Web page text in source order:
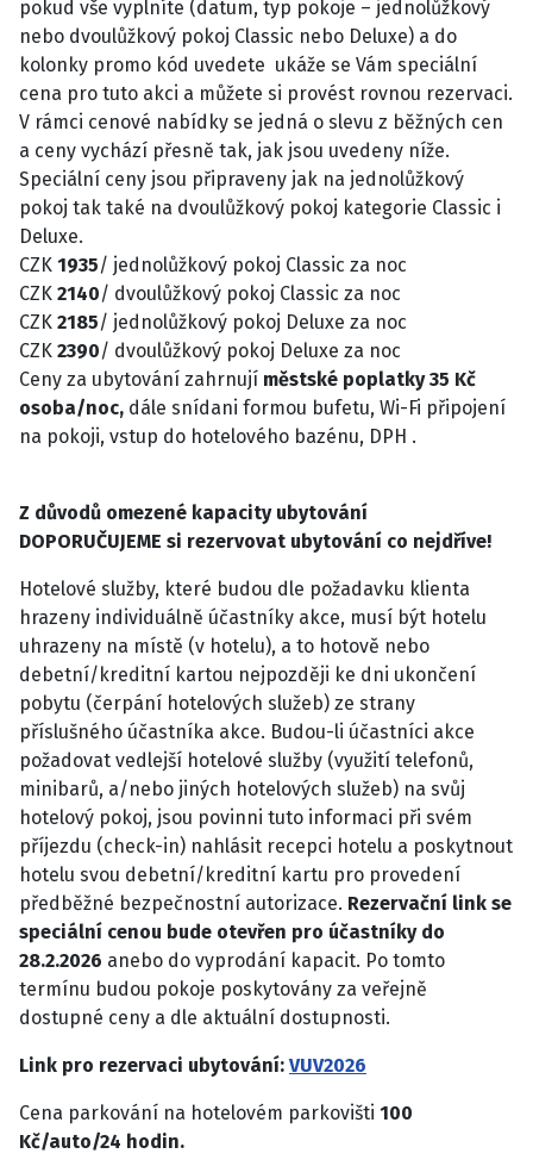
pokud vše vyplníte (datum, typ pokoje – jednolůžkový
nebo dvoulůžkový pokoj Classic nebo Deluxe) a do
kolonky promo kód uvedete ukáže se Vám speciální
cena pro tuto akci a můžete si provést rovnou rezervaci.
V rámci cenové nabídky se jedná o slevu z běžných cen
a ceny vychází přesně tak, jak jsou uvedeny níže.
Speciální ceny jsou připraveny jak na jednolůžkový
pokoj tak také na dvoulůžkový pokoj kategorie Classic i
Deluxe.
CZK 1935/ jednolůžkový pokoj Classic za noc
CZK 2140/ dvoulůžkový pokoj Classic za noc
CZK 2185/ jednolůžkový pokoj Deluxe za noc
CZK 2390/ dvoulůžkový pokoj Deluxe za noc
Ceny za ubytování zahrnují městské poplatky 35 Kč
osoba/noc, dále snídani formou bufetu, Wi-Fi připojení
na pokoji, vstup do hotelového bazénu, DPH .
Z důvodů omezené kapacity ubytování
DOPORUČUJEME si rezervovat ubytování co nejdříve!
Hotelové služby, které budou dle požadavku klienta
hrazeny individuálně účastníky akce, musí být hotelu
uhrazeny na místě (v hotelu), a to hotově nebo
debetní/kreditní kartou nejpozději ke dni ukončení
pobytu (čerpání hotelových služeb) ze strany
příslušného účastníka akce. Budou-li účastníci akce
požadovat vedlejší hotelové služby (využití telefonů,
minibarů, a/nebo jiných hotelových služeb) na svůj
hotelový pokoj, jsou povinni tuto informaci při svém
příjezdu (check-in) nahlásit recepci hotelu a poskytnout
hotelu svou debetní/kreditní kartu pro provedení
předběžné bezpečnostní autorizace. Rezervační link se
speciální cenou bude otevřen pro účastníky do
28.2.2026 anebo do vyprodání kapacit. Po tomto
termínu budou pokoje poskytovány za veřejně
dostupné ceny a dle aktuální dostupnosti.
Link pro rezervaci ubytování: VUV2026
Cena parkování na hotelovém parkovišti 100
Kč/auto/24 hodin.